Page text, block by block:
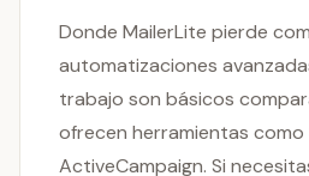
Donde MailerLite pierde
automatizaciones
trabajo son básicos
ofrecen herramientas como
ActiveCampaign. Si